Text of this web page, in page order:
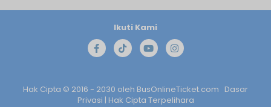
Hak Cipta © 2016 - 2030 oleh BusOnlineTicket.com Dasar
Privasi | Hak Cipta Terpelihara
Ikuti Kami